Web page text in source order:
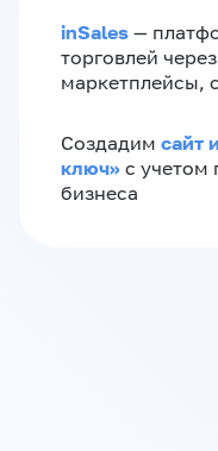
inSales —
торговлей
маркетплейсы,
Создадим сайт
ключ» с учетом
бизнеса